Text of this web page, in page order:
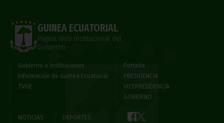
GUINEA ECUATORIAL
Página Web Institucional del
Gobierno
Gobierno e Instituciones
Información de Guinea Ecuatorial
TVGE
Portada
PRESIDENCIA
VICEPRESIDENCIA
GOBIERNO
NOTICIAS
DEPORTES